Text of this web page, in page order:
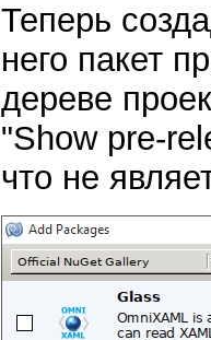
Теперь
него пакет
дереве
"Show pre-
что не